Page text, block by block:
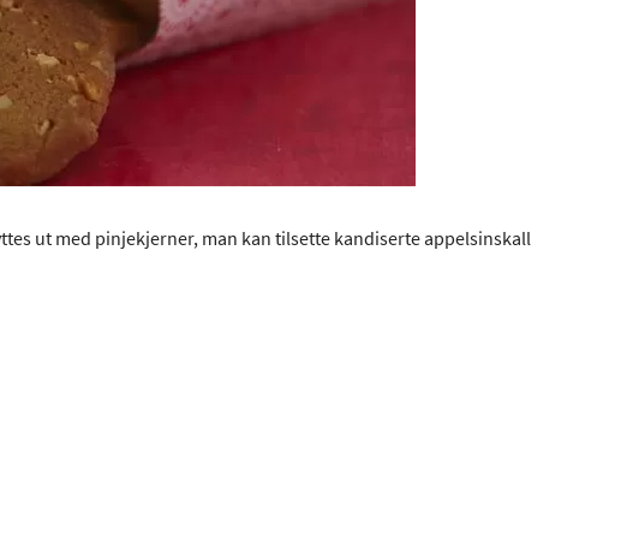
ut med pinjekjerner, man kan tilsette kandiserte appelsinskall